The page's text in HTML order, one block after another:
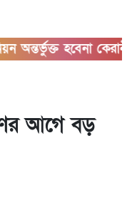
হবেনা কেরানীগঞ্জের
আগে বড়